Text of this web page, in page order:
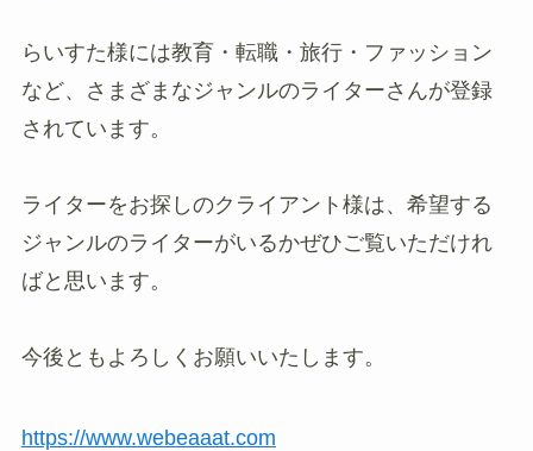
らいすた様には教育・転職・旅行・ファッション
など、さまざまなジャンルのライターさんが登録
されています。
ライターをお探しのクライアント様は、希望する
ジャンルのライターがいるかぜひご覧いただけれ
ばと思います。
今後ともよろしくお願いいたします。
https://www.webeaaat.com